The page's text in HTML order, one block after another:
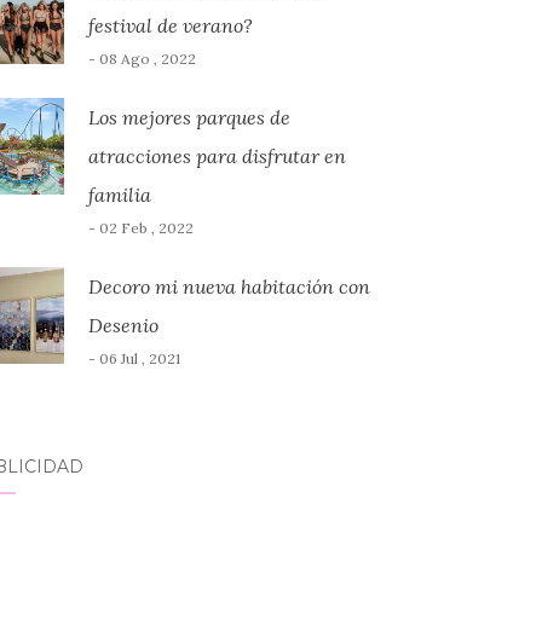
festival de verano?
- 08 Ago , 2022
Los mejores parques de
atracciones para disfrutar en
familia
- 02 Feb , 2022
Decoro mi nueva habitación con
Desenio
- 06 Jul , 2021